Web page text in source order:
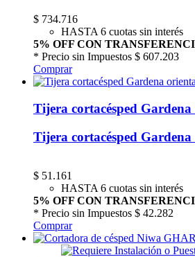
$ 734.716
HASTA 6 cuotas sin interés
5% OFF CON
* Precio sin Impuestos $ 607.203
Comprar
Tijera cortacésped
Tijera cortacésped
$ 51.161
HASTA 6 cuotas sin interés
5% OFF CON
* Precio sin Impuestos $ 42.282
Comprar